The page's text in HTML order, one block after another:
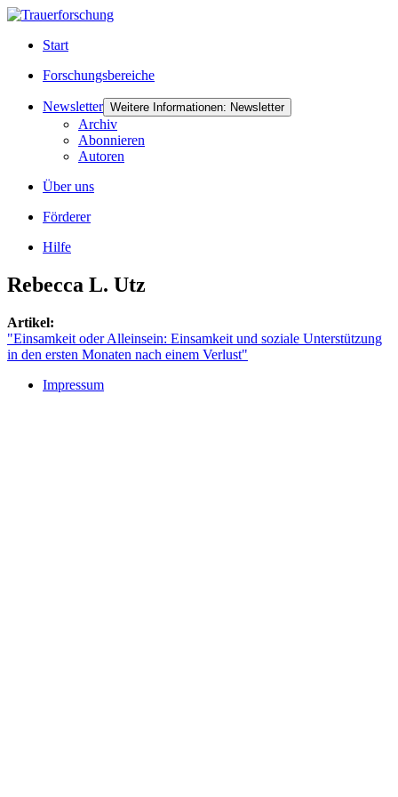
Start
Forschungsbereiche
Newsletter Weitere Informationen: Newsletter
Archiv
Abonnieren
Autoren
Über uns
Förderer
Hilfe
Rebecca L. Utz
Artikel:
"Einsamkeit oder Alleinsein: Einsamkeit und soziale Unterstützung
in den ersten Monaten nach einem Verlust"
Impressum